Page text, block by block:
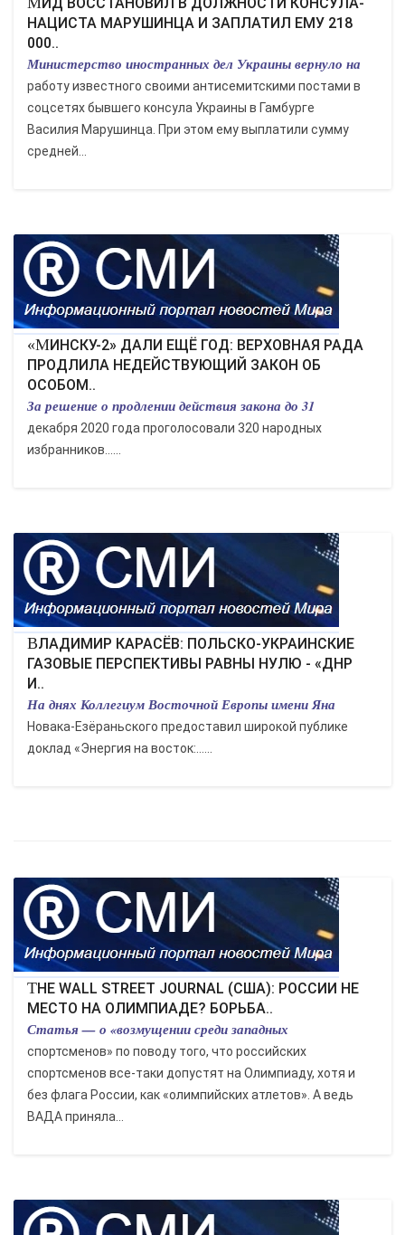
НАЦИСТА МАРУШИНЦА И ЗАПЛАТИЛ ЕМУ 218
000..
Министерство иностранных дел Украины вернуло на
работу известного своими антисемитскими постами в
соцсетях бывшего консула Украины в Гамбурге
Василия Марушинца. При этом ему выплатили сумму
средней...
«МИНСКУ-2» ДАЛИ ЕЩЁ ГОД: ВЕРХОВНАЯ РАДА
ПРОДЛИЛА НЕДЕЙСТВУЮЩИЙ ЗАКОН ОБ
ОСОБОМ..
За решение о продлении действия закона до 31
декабря 2020 года проголосовали 320 народных
избранников…...
ВЛАДИМИР КАРАСЁВ: ПОЛЬСКО-УКРАИНСКИЕ
ГАЗОВЫЕ ПЕРСПЕКТИВЫ РАВНЫ НУЛЮ - «ДНР
И..
На днях Коллегиум Восточной Европы имени Яна
Новака-Езёраньского предоставил широкой публике
доклад «Энергия на восток:…...
THE WALL STREET JOURNAL (США): РОССИИ НЕ
МЕСТО НА ОЛИМПИАДЕ? БОРЬБА..
Статья — о «возмущении среди западных
спортсменов» по поводу того, что российских
спортсменов все-таки допустят на Олимпиаду, хотя и
без флага России, как «олимпийских атлетов». А ведь
ВАДА приняла...